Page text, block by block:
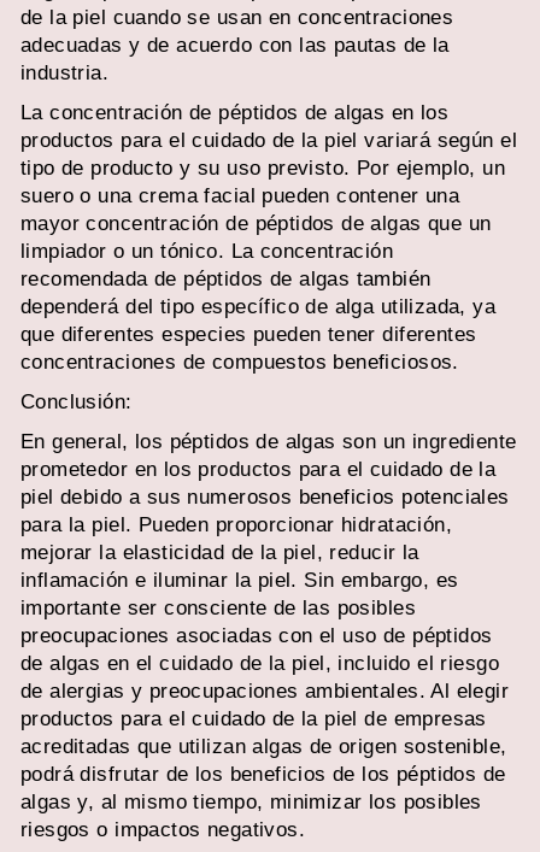
de la piel cuando se usan en concentraciones
adecuadas y de acuerdo con las pautas de la
industria.
La concentración de péptidos de algas en los
productos para el cuidado de la piel variará según el
tipo de producto y su uso previsto. Por ejemplo, un
suero o una crema facial pueden contener una
mayor concentración de péptidos de algas que un
limpiador o un tónico. La concentración
recomendada de péptidos de algas también
dependerá del tipo específico de alga utilizada, ya
que diferentes especies pueden tener diferentes
concentraciones de compuestos beneficiosos.
Conclusión:
En general, los péptidos de algas son un ingrediente
prometedor en los productos para el cuidado de la
piel debido a sus numerosos beneficios potenciales
para la piel. Pueden proporcionar hidratación,
mejorar la elasticidad de la piel, reducir la
inflamación e iluminar la piel. Sin embargo, es
importante ser consciente de las posibles
preocupaciones asociadas con el uso de péptidos
de algas en el cuidado de la piel, incluido el riesgo
de alergias y preocupaciones ambientales. Al elegir
productos para el cuidado de la piel de empresas
acreditadas que utilizan algas de origen sostenible,
podrá disfrutar de los beneficios de los péptidos de
algas y, al mismo tiempo, minimizar los posibles
riesgos o impactos negativos.